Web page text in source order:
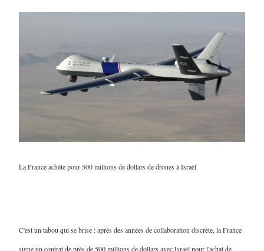
La France achète pour 500 millions de dollars de drones à Israël
C'est un tabou qui se brise : après des années de collaboration discrète, la France
signe un contrat de près de 500 millions de dollars avec Israël pour l'achat de